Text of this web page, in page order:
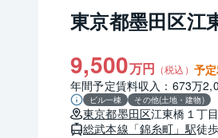
東京都墨田区江
9,500万円 （税込） 予
年間予定賃料収入：673万
ビル一棟 その他(土地・建物)
東京都墨田区江東橋１丁目
総武本線 「錦糸町」駅徒